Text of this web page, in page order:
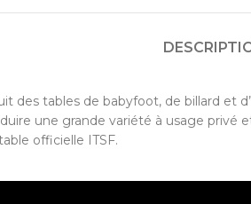
des tables de babyfoot, de billard et
une grande variété à usage
officielle ITSF.